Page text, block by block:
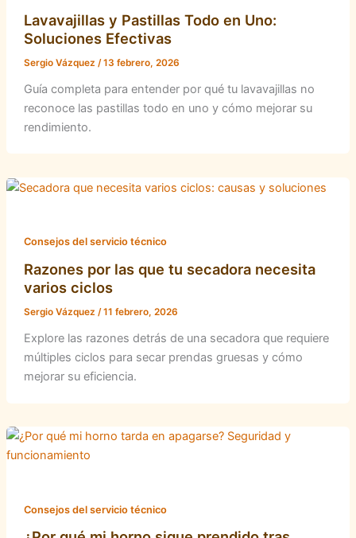
Lavavajillas y Pastillas Todo en Uno:
Soluciones Efectivas
Sergio Vázquez /13 febrero, 2026
Guía completa para entender por qué tu lavavajillas no
reconoce las pastillas todo en uno y cómo mejorar su
rendimiento.
Consejos del servicio técnico
Razones por las que tu secadora necesita
varios ciclos
Sergio Vázquez /11 febrero, 2026
Explore las razones detrás de una secadora que requiere
múltiples ciclos para secar prendas gruesas y cómo
mejorar su eficiencia.
Consejos del servicio técnico